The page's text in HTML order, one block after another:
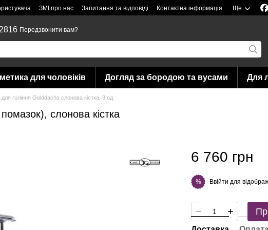
ЗМІ про нас Запитання та відповіді Контактна інформація Ще
Передзвонити вам?
для чоловіків Догляд за бородою та вусами Для
для гоління Golddachs слонова кістка, 3 од
слонова кістка
6 760 грн
% Ввійти для